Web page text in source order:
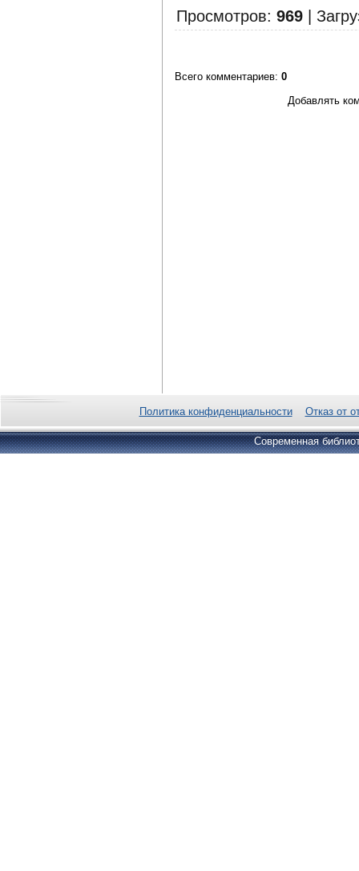
Просмотров: 969
Всего комментариев: 0
Добавлять
Политика конфиденциальности Отказ от
Современная